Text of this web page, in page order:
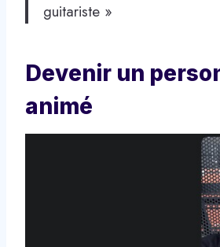
guitariste »
Devenir un
animé